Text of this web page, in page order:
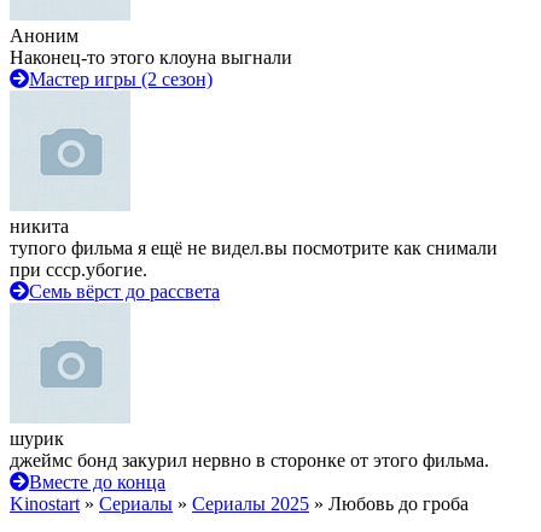
Аноним
Наконец-то этого клоуна выгнали
Мастер игры (2 сезон)
никита
тупого фильма я ещё не видел.вы посмотрите как снимали
при ссср.убогие.
Семь вёрст до рассвета
шурик
джеймс бонд закурил нервно в сторонке от этого фильма.
Вместе до конца
Kinostart » Сериалы » Сериалы 2025 » Любовь до гроба